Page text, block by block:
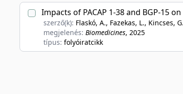
Impacts of PACAP 1-38 and BGP-15
szerző(k): Flaskó, A., Fazekas, L., Kincses,
megjelenés: Biomedicines, 2025
típus: folyóiratcikk